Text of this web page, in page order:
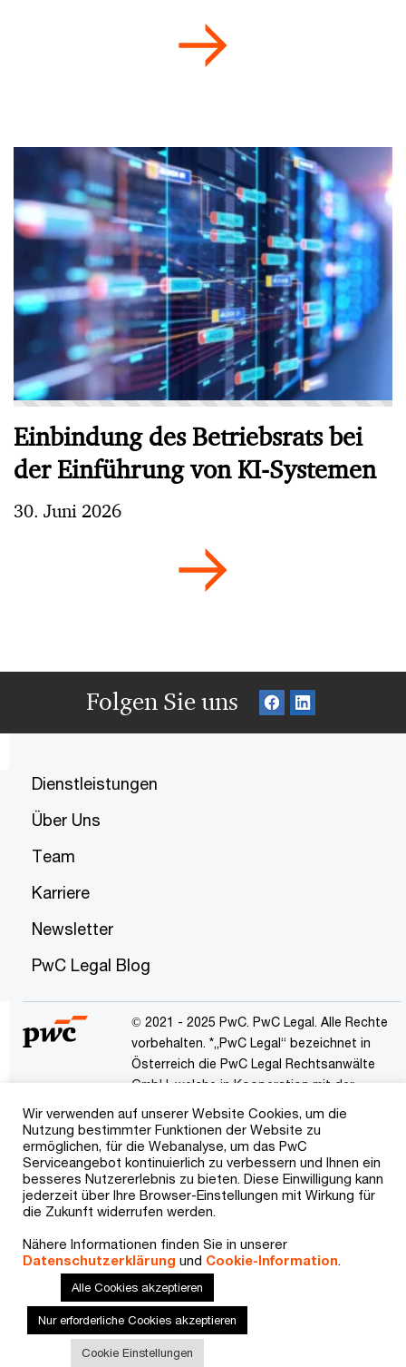
Einbindung des Betriebsrats bei
der Einführung von KI-Systemen
30. Juni 2026
Folgen Sie uns
Dienstleistungen
Über Uns
Team
Karriere
Newsletter
PwC Legal Blog
© 2021 - 2025 PwC. PwC Legal. Alle Rechte
vorbehalten. *„PwC Legal“ bezeichnet in
Österreich die PwC Legal Rechtsanwälte
GmbH, welche in Kooperation mit der
PricewaterhouseCoopers Legal AG
Rechtsanwaltsgesellschaft mit Sitz in
Frankfurt am Main steht. „PwC“ bezeichnet
das PwC-Netzwerk und/oder eines oder
mehrere seiner Mitgliedsfirmen. Jedes
Mitglied dieses Netzwerks ist ein
Informationen finden Sie unter
pwc.com/structure.
Wir verwenden auf unserer Website Cookies, um die
Nutzung bestimmter Funktionen der Website zu
ermöglichen, für die Webanalyse, um das PwC
Serviceangebot kontinuierlich zu verbessern und Ihnen ein
besseres Nutzererlebnis zu bieten. Diese Einwilligung kann
jederzeit über Ihre Browser-Einstellungen mit Wirkung für
die Zukunft widerrufen werden.
Nähere Informationen finden Sie in unserer
Datenschutzerklärung und Cookie-Information.
Alle Cookies akzeptieren
Nur erforderliche Cookies akzeptieren
Cookie Einstellungen